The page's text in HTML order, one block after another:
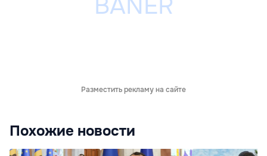
Разместить рекламу на сайте
Похожие новости